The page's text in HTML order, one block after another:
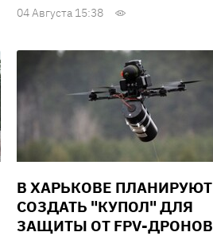
04 Августа 15:38
В ХАРЬКОВЕ ПЛАНИРУЮТ
СОЗДАТЬ "КУПОЛ" ДЛЯ
ЗАЩИТЫ ОТ FPV-ДРОНОВ